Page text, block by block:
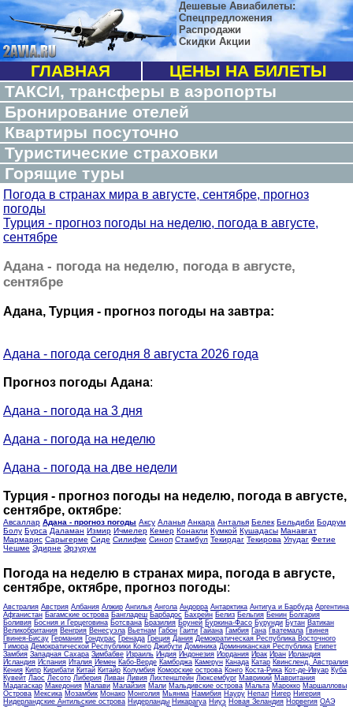
Дешевые Авиабилеты:
Спецпредложения
Распродажи
Скидки Акции
ГЛАВНАЯ
ЦЕНЫ НА БИЛЕТЫ
ТАКСИ, трансферы в аэропорты
Бронирование отелей
Квартиры посуточно
Туристические страховки
Горящие туры
Погода в странах мира в августе, сентябре, прогноз
погоды
Турция - прогноз погоды на неделю, погода в августе,
сентябре
Адана - погода на неделю, погода в августе,
сентябре
Адана, Турция - прогноз погоды на завтра:
Адана - погода сегодня 8 августа 2026 года
Прогноз погоды Адана:
Адана - погода на 3 дня
Адана - погода на неделю
Адана - погода на две недели
Турция - прогноз погоды на неделю, погода в августе,
сентябре, октябре:
Авсаллар Адана - прогноз погоды Аксу Аланья Анкара Анталья Белек Бельдиби Бодрум
Болу Бурса Даламан Измир Ичмелер Кемер Конакли Кумкой Кушадасы Манавгат
Мармарис Сарыгерме Сиде Силифке Синоп Стамбул Текирдаг Текирова Улудаг Фетие
Чешме Эдирне Эрзурум
Погода на неделю в странах мира, погода в августе,
сентябре, октябре, прогноз погоды:
Австралия Австрия Албания Алжир Ангилья Ангола Андорра Антарктика Антигуа и Барбуда Аргентина
Афганистан Багамские острова Бангладеш Барбадос Бахрейн Белиз Бельгия Бенин Болгария
Боливия Босния и Герцеговина Ботсвана Бразилия Бруней Буркина-Фасо Бурунди Бутан Ватикан
Великобритания Венгрия Венесуэла Вьетнам Габон Гаити Гайана Гамбия Гана Гватемала Гвинея
Гвинея-Бисау Германия Гондурас Гренада Греция Дания Демократическая Республика Восточного
Тимора Демократической Республики Конго Джибути Доминика Доминиканская Республика Египет
Замбия Западная Сахара Зимбабве Израиль Индия Индонезия Иордания Ирак Иран Ирландия
Исландия Испания Италия Йемен Кабо-Верде Камбоджа Камерун Канада Катар Квинсленд, Австралия
Кения Кипр Кирибати Китай Китайр Колумбия Коморские острова Конго Коста-Рика Кот-де-Ивуар Куба
Кувейт Лаос Лесото Либерия Ливан Ливия Лихтенштейн Люксембург Маврикий Мавритания
Мадагаскар Македония Малави Малайзия Мали Мальдивские острова Мальта Марокко Маршалловы
Острова Мексика Мозамбик Монако Монголия Мьянма Намибия Науру Непал Нигер Нигерия
Нидерландские Антильские острова Нидерланды Никарагуа Ниуэ Новая Зеландия Норвегия ОАЭ